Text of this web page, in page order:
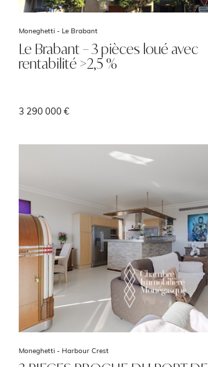
Moneghetti - Le Brabant
Le Brabant – 3 pièces loué avec
rentabilité >2,5 %
3 290 000 €
Moneghetti - Harbour Crest